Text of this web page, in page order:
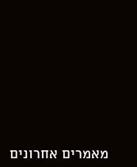
מאמרים אחרונים